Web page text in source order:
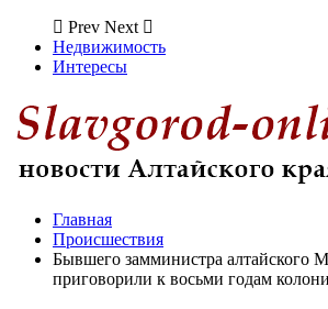
Prev Next
Недвижимость
Интересы
Главная
Происшествия
Бывшего замминистра алтайского
приговорили к восьми годам